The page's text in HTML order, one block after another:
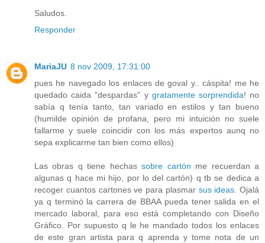
Saludos.
Responder
MariaJU 8 nov 2009, 17:31:00
pues he navegado los enlaces de goval y.. cáspita! me he
quedado caida "despardas" y gratamente sorprendida! no
sabía q tenía tanto, tan variado en estilos y tan bueno
(humilde opinión de profana, pero mi intuición no suele
fallarme y suele coincidir con los más expertos aunq no
sepa explicarme tan bien como ellos)
Las obras q tiene hechassobre cartón me recuerdan a
algunas q hace mi hijo, por lo del cartón) q tb se dedica a
recoger cuantos cartones ve para plasmar sus ideas . Ojalá
ya q terminó la carrera de BBAA pueda tener salida en el
mercado laboral, para eso está completando con Diseño
Gráfico. Por supuesto q le he mandado todos los enlaces
de este gran artista para q aprenda y tome nota de un